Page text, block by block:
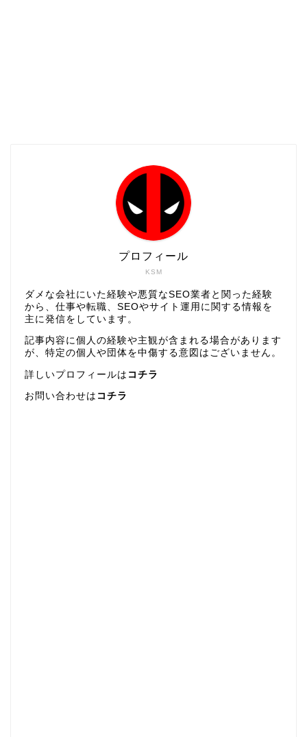
KSM
プロフィール
ダメな会社にいた経験や悪質なSEO業者と関った経験
から、仕事や転職、SEOやサイト運用に関する情報を
主に発信をしています。
記事内容に個人の経験や主観が含まれる場合があります
が、特定の個人や団体を中傷する意図はございません。
詳しいプロフィールは コチラ
お問い合わせは コチラ